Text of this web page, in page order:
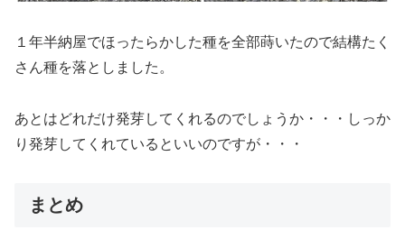
１年半納屋でほったらかした種を全部蒔いたので結構たく
さん種を落としました。
あとはどれだけ発芽してくれるのでしょうか・・・しっか
り発芽してくれているといいのですが・・・
まとめ